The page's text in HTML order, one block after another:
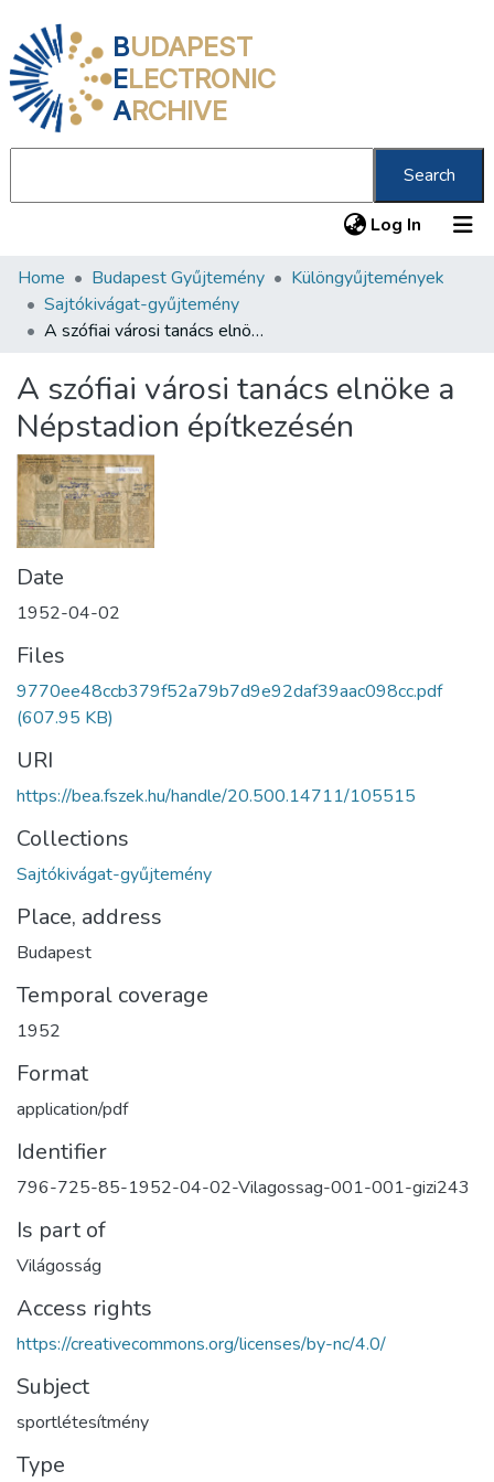
BUDAPEST
ELECTRONIC
ARCHIVE
Search
Log In (current)
Communities & Collections
All of DSpace
About us
Home Budapest Gyűjtemény
Különgyűjtemények
Sajtókivágat-gyűjtemény
A szófiai városi tanács elnöke a Népstadion építkezésén
A szófiai városi tanács elnöke a
Népstadion építkezésén
Date
1952-04-02
Files
9770ee48ccb379f52a79b7d9e92daf39aac098cc.pdf
(607.95 KB)
URI
https://bea.fszek.hu/handle/20.500.14711/105515
Collections
Sajtókivágat-gyűjtemény
Place, address
Budapest
Temporal coverage
1952
Format
application/pdf
Identifier
796-725-85-1952-04-02-Vilagossag-001-001-gizi243
Is part of
Világosság
Access rights
https://creativecommons.org/licenses/by-nc/4.0/
Subject
sportlétesítmény
Type